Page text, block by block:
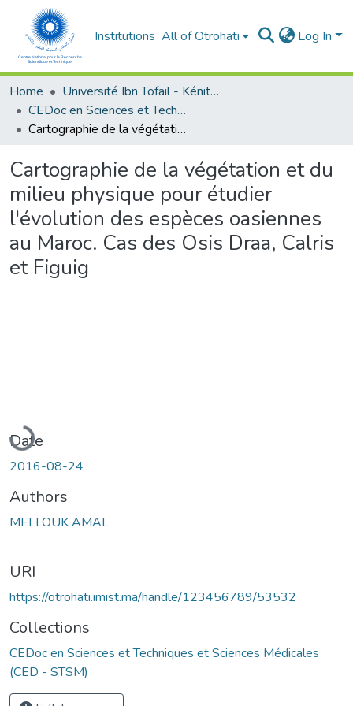
Institutions All of Otrohati Log In
Home
Université Ibn Tofail - Kénitra
CEDoc en Sciences et Techniques et Sciences Médicales (CED - STSM)
Cartographie de la végétation et du milieu physique pour étudier l'évolution des espèces oasiennes au Maroc. Cas des Osis Draa, Calris et Figuig
Cartographie de la végétation et du
milieu physique pour étudier
l'évolution des espèces oasiennes
au Maroc. Cas des Osis Draa, Calris
et Figuig
Loading...
Date
2016-08-24
Authors
MELLOUK AMAL
URI
https://otrohati.imist.ma/handle/123456789/53532
Collections
CEDoc en Sciences et Techniques et Sciences Médicales
(CED - STSM)